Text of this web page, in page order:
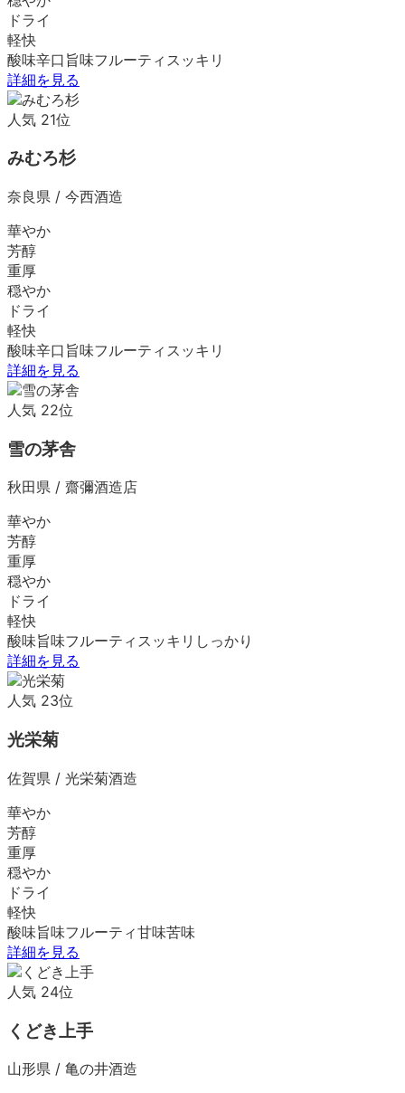
ドライ
軽快
酸味辛口 旨味フルーティ スッキリ
詳細を見る
人気 21位
みむろ杉
奈良県 / 今西酒造
華やか
芳醇
重厚
穏やか
ドライ
軽快
酸味辛口 旨味フルーティ スッキリ
詳細を見る
人気 22位
雪の茅舎
秋田県 / 齋彌酒造店
華やか
芳醇
重厚
穏やか
ドライ
軽快
酸味旨味フルーティ スッキリ しっかり
詳細を見る
人気 23位
光栄菊
佐賀県 / 光栄菊酒造
華やか
芳醇
重厚
穏やか
ドライ
軽快
酸味旨味フルーティ甘味苦味
詳細を見る
人気 24位
くどき上手
山形県 / 亀の井酒造